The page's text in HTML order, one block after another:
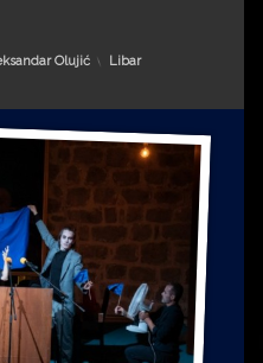
Olujić Kategorije:
Libar